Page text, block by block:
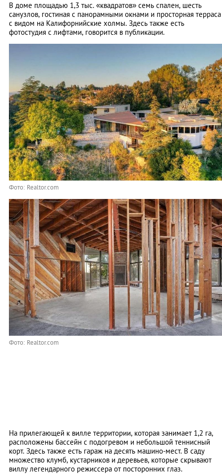
В доме площадью 1,3 тыс. «квадратов» семь спален, шесть
санузлов, гостиная с панорамными окнами и просторная терраса
с видом на Калифорнийские холмы. Здесь также есть
фотостудия с лифтами, говорится в публикации.
Фото: Realtor.com
Фото: Realtor.com
На прилегающей к вилле территории, которая занимает 1,2 га,
расположены бассейн с подогревом и небольшой теннисный
корт. Здесь также есть гараж на десять машино-мест. В саду
множество клумб, кустарников и деревьев, которые скрывают
виллу легендарного режиссера от посторонних глаз.